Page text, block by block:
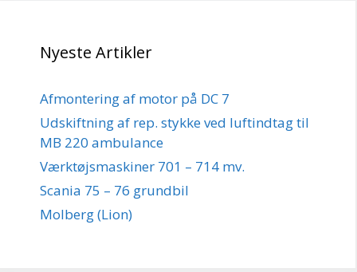
Nyeste Artikler
Afmontering af motor på DC 7
Udskiftning af rep. stykke ved luftindtag til
MB 220 ambulance
Værktøjsmaskiner 701 – 714 mv.
Scania 75 – 76 grundbil
Molberg (Lion)